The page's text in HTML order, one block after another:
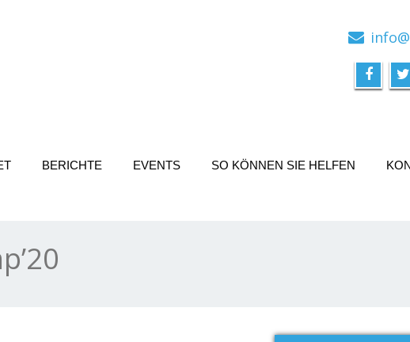
BERICHTE EVENTS SO KÖNNEN SIE HELFEN